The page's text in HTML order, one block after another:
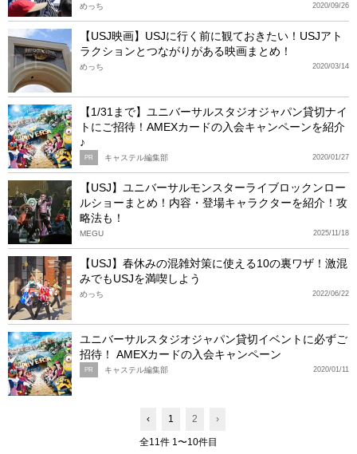
2020/09/26
めっち
【USJ映画】USJに行く前に観ておきたい！USJアト
ラクションとつながりがある映画まとめ！
2020/03/14
めっち
【1/31まで】ユニバーサルスタジオジャパン貸切ナイ
トにご招待！AMEXカードの入会キャンペーンを紹介
♪
2020/01/27
PR キャステル編集部
【USJ】ユニバーサルモンスターライブロックンロー
ルショーまとめ！内容・登場キャラクターを紹介！攻
略法も！
2025/11/18
MEGU
【USJ】春休みの混雑対策に使える10の裏ワザ！激混
みでもUSJを満喫しよう
2022/06/22
めっち
ユニバーサルスタジオジャパン貸切イベントに必ずご
招待！ AMEXカードの入会キャンペーン
2020/01/11
PR キャステル編集部
‹ 1 2 ›
全11件 1〜10件目